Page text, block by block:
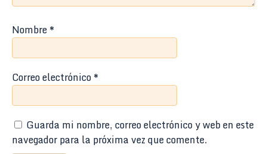
Nombre*
Correo electrónico*
Guarda mi nombre, correo electrónico y web en este
navegador para la próxima vez que comente.